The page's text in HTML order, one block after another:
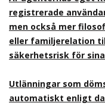
registrerade
men också mer
eller familjerelation
säkerhetsrisk för
Utlänningar som
automatiskt enligt